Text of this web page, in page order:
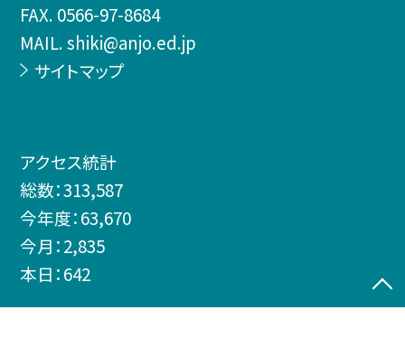
FAX. 0566-97-8684
MAIL. shiki@anjo.ed.jp
サイトマップ
アクセス統計
総数：313,587
今年度：63,670
今月：2,835
本日：642